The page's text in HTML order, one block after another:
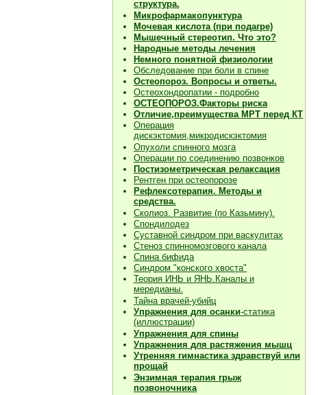
структура.
Микрофармакопунктура
Мочевая кислота (при подагре)
Мышечный стереотип. Что это?
Народные методы лечения
Немного понятной физиологии
Обследование при боли в спине
Остеопороз. Вопросы и ответы.
Остеохондропатии - подробно
ОСТЕОПОРОЗ.Факторы риска
Отличие,преимущества МРТ перед КТ
Операция
дискэктомия,микродискэктомия
Опухоли спинного мозга
Операции по соединению позвонков
Постизометрическая релаксация
Рентген при остеопорозе
Рефлексотерапия. Методы и
средства.
Сколиоз. Развитие (по Казьмину).
Спондилодез
Суставной синдром при васкулитах
Стеноз спинномозгового канала
Спина бифида
Синдром "конского хвоста"
Теория ИНЬ и ЯНЬ.Каналы и
мередианы.
Тайна врачей-убийц
Упражнения для осанки-статика
(иллюстрации)
Упражнения для спины
Упражнения для растяжения мышц
Утренняя гимнастика здравствуй или
прощай
Энзимная терапия грыж
позвоночника